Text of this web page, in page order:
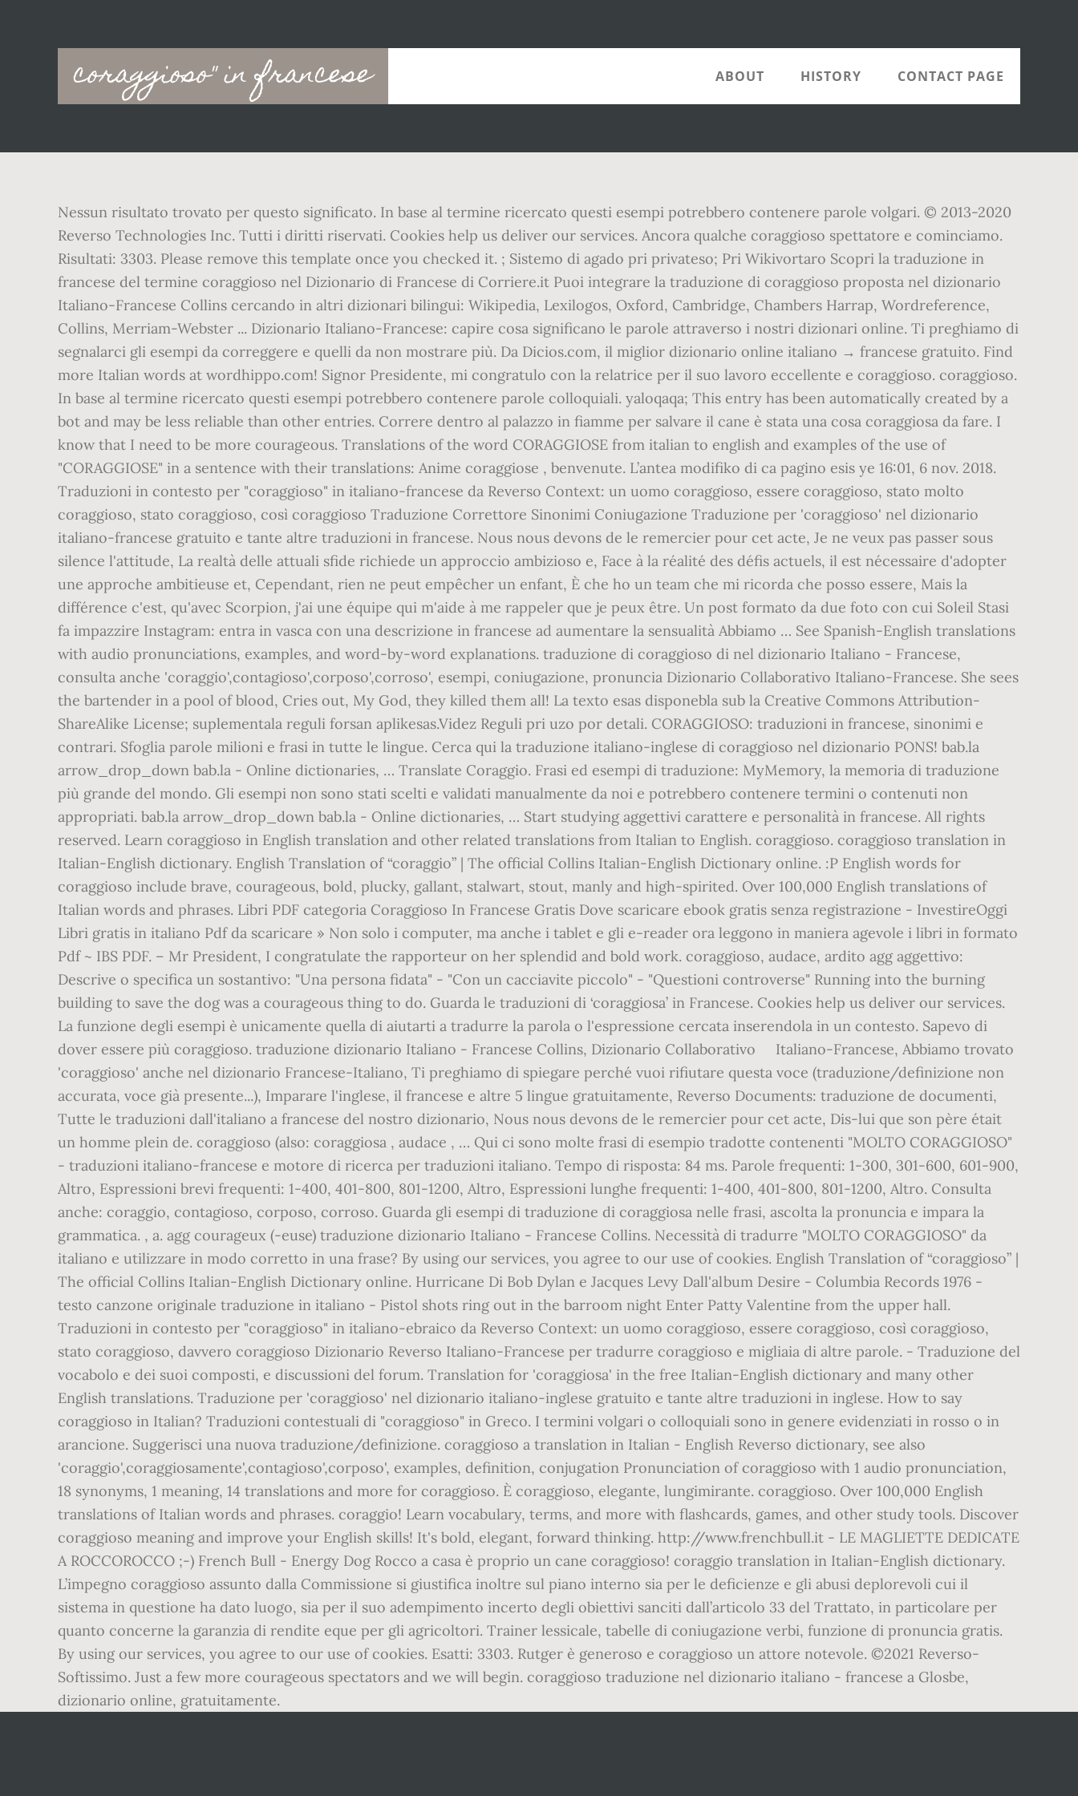
coraggioso'' in francese
Main
navigation
ABOUT HISTORY CONTACT PAGE
Nessun risultato trovato per questo significato. In base al termine ricercato questi esempi potrebbero contenere parole volgari. © 2013-2020
Reverso Technologies Inc. Tutti i diritti riservati. Cookies help us deliver our services. Ancora qualche coraggioso spettatore e cominciamo.
Risultati: 3303. Please remove this template once you checked it. ; Sistemo di agado pri privateso; Pri Wikivortaro Scopri la traduzione in
francese del termine coraggioso nel Dizionario di Francese di Corriere.it Puoi integrare la traduzione di coraggioso proposta nel dizionario
Italiano-Francese Collins cercando in altri dizionari bilingui: Wikipedia, Lexilogos, Oxford, Cambridge, Chambers Harrap, Wordreference,
Collins, Merriam-Webster ... Dizionario Italiano-Francese: capire cosa significano le parole attraverso i nostri dizionari online. Ti preghiamo di
segnalarci gli esempi da correggere e quelli da non mostrare più. Da Dicios.com, il miglior dizionario online italiano → francese gratuito. Find
more Italian words at wordhippo.com! Signor Presidente, mi congratulo con la relatrice per il suo lavoro eccellente e coraggioso. coraggioso.
In base al termine ricercato questi esempi potrebbero contenere parole colloquiali. yaloqaqa; This entry has been automatically created by a
bot and may be less reliable than other entries. Correre dentro al palazzo in fiamme per salvare il cane è stata una cosa coraggiosa da fare. I
know that I need to be more courageous. Translations of the word CORAGGIOSE from italian to english and examples of the use of
"CORAGGIOSE" in a sentence with their translations: Anime coraggiose , benvenute. L’antea modifiko di ca pagino esis ye 16:01, 6 nov. 2018.
Traduzioni in contesto per "coraggioso" in italiano-francese da Reverso Context: un uomo coraggioso, essere coraggioso, stato molto
coraggioso, stato coraggioso, così coraggioso Traduzione Correttore Sinonimi Coniugazione Traduzione per 'coraggioso' nel dizionario
italiano-francese gratuito e tante altre traduzioni in francese. Nous nous devons de le remercier pour cet acte, Je ne veux pas passer sous
silence l'attitude, La realtà delle attuali sfide richiede un approccio ambizioso e, Face à la réalité des défis actuels, il est nécessaire d'adopter
une approche ambitieuse et, Cependant, rien ne peut empêcher un enfant, È che ho un team che mi ricorda che posso essere, Mais la
différence c'est, qu'avec Scorpion, j'ai une équipe qui m'aide à me rappeler que je peux être. Un post formato da due foto con cui Soleil Stasi
fa impazzire Instagram: entra in vasca con una descrizione in francese ad aumentare la sensualità Abbiamo … See Spanish-English translations
with audio pronunciations, examples, and word-by-word explanations. traduzione di coraggioso di nel dizionario Italiano - Francese,
consulta anche 'coraggio',contagioso',corposo',corroso', esempi, coniugazione, pronuncia Dizionario Collaborativo Italiano-Francese. She sees
the bartender in a pool of blood, Cries out, My God, they killed them all! La texto esas disponebla sub la Creative Commons Attribution-
ShareAlike License; suplementala reguli forsan aplikesas.Videz Reguli pri uzo por detali. CORAGGIOSO: traduzioni in francese, sinonimi e
contrari. Sfoglia parole milioni e frasi in tutte le lingue. Cerca qui la traduzione italiano-inglese di coraggioso nel dizionario PONS! bab.la
arrow_drop_down bab.la - Online dictionaries, … Translate Coraggio. Frasi ed esempi di traduzione: MyMemory, la memoria di traduzione
più grande del mondo. Gli esempi non sono stati scelti e validati manualmente da noi e potrebbero contenere termini o contenuti non
appropriati. bab.la arrow_drop_down bab.la - Online dictionaries, … Start studying aggettivi carattere e personalità in francese. All rights
reserved. Learn coraggioso in English translation and other related translations from Italian to English. coraggioso. coraggioso translation in
Italian-English dictionary. English Translation of “coraggio” | The official Collins Italian-English Dictionary online. :P English words for
coraggioso include brave, courageous, bold, plucky, gallant, stalwart, stout, manly and high-spirited. Over 100,000 English translations of
Italian words and phrases. Libri PDF categoria Coraggioso In Francese Gratis Dove scaricare ebook gratis senza registrazione - InvestireOggi
Libri gratis in italiano Pdf da scaricare » Non solo i computer, ma anche i tablet e gli e-reader ora leggono in maniera agevole i libri in formato
Pdf ~ IBS PDF. – Mr President, I congratulate the rapporteur on her splendid and bold work. coraggioso, audace, ardito agg aggettivo:
Descrive o specifica un sostantivo: "Una persona fidata" - "Con un cacciavite piccolo" - "Questioni controverse" Running into the burning
building to save the dog was a courageous thing to do. Guarda le traduzioni di ‘coraggiosa’ in Francese. Cookies help us deliver our services.
La funzione degli esempi è unicamente quella di aiutarti a tradurre la parola o l'espressione cercata inserendola in un contesto. Sapevo di
dover essere più coraggioso. traduzione dizionario Italiano - Francese Collins, Dizionario Collaborativo Italiano-Francese, Abbiamo trovato
'coraggioso' anche nel dizionario Francese-Italiano, Ti preghiamo di spiegare perché vuoi rifiutare questa voce (traduzione/definizione non
accurata, voce già presente...), Imparare l'inglese, il francese e altre 5 lingue gratuitamente, Reverso Documents: traduzione de documenti,
Tutte le traduzioni dall'italiano a francese del nostro dizionario, Nous nous devons de le remercier pour cet acte, Dis-lui que son père était
un homme plein de. coraggioso (also: coraggiosa , audace , … Qui ci sono molte frasi di esempio tradotte contenenti "MOLTO CORAGGIOSO"
- traduzioni italiano-francese e motore di ricerca per traduzioni italiano. Tempo di risposta: 84 ms. Parole frequenti: 1-300, 301-600, 601-900,
Altro, Espressioni brevi frequenti: 1-400, 401-800, 801-1200, Altro, Espressioni lunghe frequenti: 1-400, 401-800, 801-1200, Altro. Consulta
anche: coraggio, contagioso, corposo, corroso. Guarda gli esempi di traduzione di coraggiosa nelle frasi, ascolta la pronuncia e impara la
grammatica. , a. agg courageux (-euse) traduzione dizionario Italiano - Francese Collins. Necessità di tradurre "MOLTO CORAGGIOSO" da
italiano e utilizzare in modo corretto in una frase? By using our services, you agree to our use of cookies. English Translation of “coraggioso” |
The official Collins Italian-English Dictionary online. Hurricane Di Bob Dylan e Jacques Levy Dall'album Desire - Columbia Records 1976 -
testo canzone originale traduzione in italiano - Pistol shots ring out in the barroom night Enter Patty Valentine from the upper hall.
Traduzioni in contesto per "coraggioso" in italiano-ebraico da Reverso Context: un uomo coraggioso, essere coraggioso, così coraggioso,
stato coraggioso, davvero coraggioso Dizionario Reverso Italiano-Francese per tradurre coraggioso e migliaia di altre parole. - Traduzione del
vocabolo e dei suoi composti, e discussioni del forum. Translation for 'coraggiosa' in the free Italian-English dictionary and many other
English translations. Traduzione per 'coraggioso' nel dizionario italiano-inglese gratuito e tante altre traduzioni in inglese. How to say
coraggioso in Italian? Traduzioni contestuali di "coraggioso" in Greco. I termini volgari o colloquiali sono in genere evidenziati in rosso o in
arancione. Suggerisci una nuova traduzione/definizione. coraggioso a translation in Italian - English Reverso dictionary, see also
'coraggio',coraggiosamente',contagioso',corposo', examples, definition, conjugation Pronunciation of coraggioso with 1 audio pronunciation,
18 synonyms, 1 meaning, 14 translations and more for coraggioso. È coraggioso, elegante, lungimirante. coraggioso. Over 100,000 English
translations of Italian words and phrases. coraggio! Learn vocabulary, terms, and more with flashcards, games, and other study tools. Discover
coraggioso meaning and improve your English skills! It's bold, elegant, forward thinking. http://www.frenchbull.it - LE MAGLIETTE DEDICATE
A ROCCOROCCO ;-) French Bull - Energy Dog Rocco a casa è proprio un cane coraggioso! coraggio translation in Italian-English dictionary.
L’impegno coraggioso assunto dalla Commissione si giustifica inoltre sul piano interno sia per le deficienze e gli abusi deplorevoli cui il
sistema in questione ha dato luogo, sia per il suo adempimento incerto degli obiettivi sanciti dall’articolo 33 del Trattato, in particolare per
quanto concerne la garanzia di rendite eque per gli agricoltori. Trainer lessicale, tabelle di coniugazione verbi, funzione di pronuncia gratis.
By using our services, you agree to our use of cookies. Esatti: 3303. Rutger è generoso e coraggioso un attore notevole. ©2021 Reverso-
Softissimo. Just a few more courageous spectators and we will begin. coraggioso traduzione nel dizionario italiano - francese a Glosbe,
dizionario online, gratuitamente.